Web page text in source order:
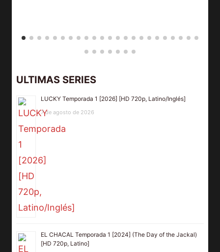
ULTIMAS SERIES
LUCKY Temporada 1 [2026] [HD 720p, Latino/Inglés]
7 de agosto de 2026
EL CHACAL Temporada 1 [2024] (The Day of the Jackal)
[HD 720p, Latino]